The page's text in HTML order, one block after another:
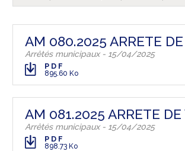
AM 080.2025 ARRETE DE
Arrêtés municipaux - 15/04/2025
PDF
895.60 Ko
AM 081.2025 ARRETE DE
Arrêtés municipaux - 15/04/2025
PDF
898.73 Ko